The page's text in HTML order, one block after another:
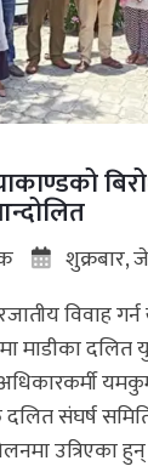
शुक्रबार,
विवाह
माडीका
संघर्ष
उत्रिएका हुन्